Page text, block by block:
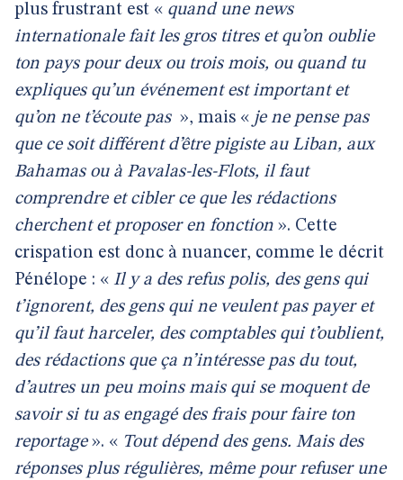
plus frustrant est « quand une news
internationale fait les gros titres et qu’on oublie
ton pays pour deux ou trois mois, ou quand tu
expliques qu’un événement est important et
qu’on ne t’écoute pas », mais « je ne pense pas
que ce soit différent d’être pigiste au Liban, aux
Bahamas ou à Pavalas-les-Flots, il faut
comprendre et cibler ce que les rédactions
cherchent et proposer en fonction ». Cette
crispation est donc à nuancer, comme le décrit
Pénélope : « Il y a des refus polis, des gens qui
t’ignorent, des gens qui ne veulent pas payer et
qu’il faut harceler, des comptables qui t’oublient,
des rédactions que ça n’intéresse pas du tout,
d’autres un peu moins mais qui se moquent de
savoir si tu as engagé des frais pour faire ton
reportage». « Tout dépend des gens. Mais des
réponses plus régulières, même pour refuser une